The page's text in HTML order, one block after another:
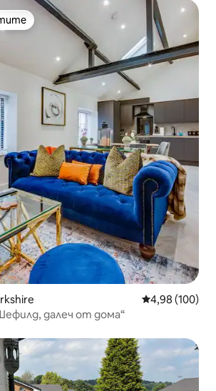
на гостите
Средна
4,98 (100)
далеч от дома“